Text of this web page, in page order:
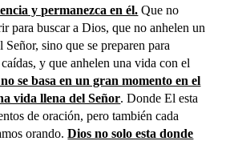
y permanezca en él. Que no
para buscar a Dios, que no anhelen un
sino que se preparen para
y que anhelen una vida con el
se basa en un gran momento en el
vida llena del Señor. Donde El esta
de oración, pero también cada
orando.Dios no solo esta donde